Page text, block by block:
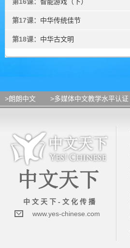
第17课： 中华传统佳节
第18课： 中华古文明
>朗朗中文 >多媒体中文教学水平认证
中 文 天 下 - 文 化 传 播
www.yes-chinese.com